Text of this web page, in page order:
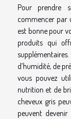
Pour prendre
commencer par
est bonne pour
produits qui
d’humidité, de
vous pouvez
nutrition et de
cheveux gris
peuvent